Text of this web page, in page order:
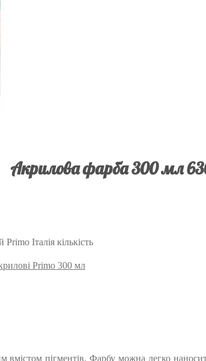
Акрилова фарба 300 мл
Італія кількість
Primo 300 мл
вмістом пігментів. Фарбу можна легко